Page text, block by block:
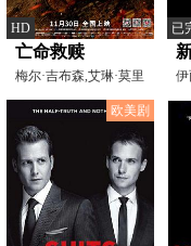
HD
亡命救赎
梅尔·吉布森,艾琳·莫里
亚蒂,迭戈·卢纳,
已
伊
欧美剧